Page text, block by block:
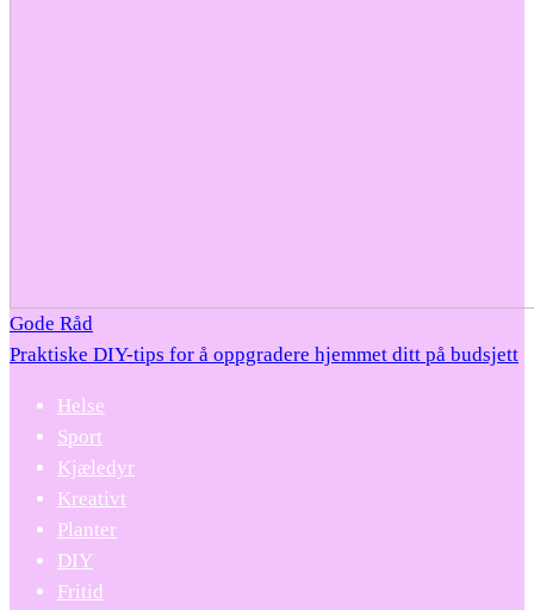
Gode Råd
Praktiske DIY-tips for å oppgradere hjemmet ditt på budsjett
Helse
Sport
Kjæledyr
Kreativt
Planter
DIY
Fritid